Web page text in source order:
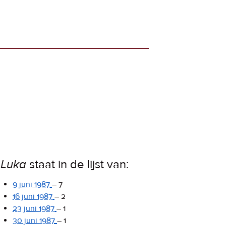
Luka staat in de lijst van:
9 juni 1987 – 7
16 juni 1987 – 2
23 juni 1987 – 1
30 juni 1987 – 1